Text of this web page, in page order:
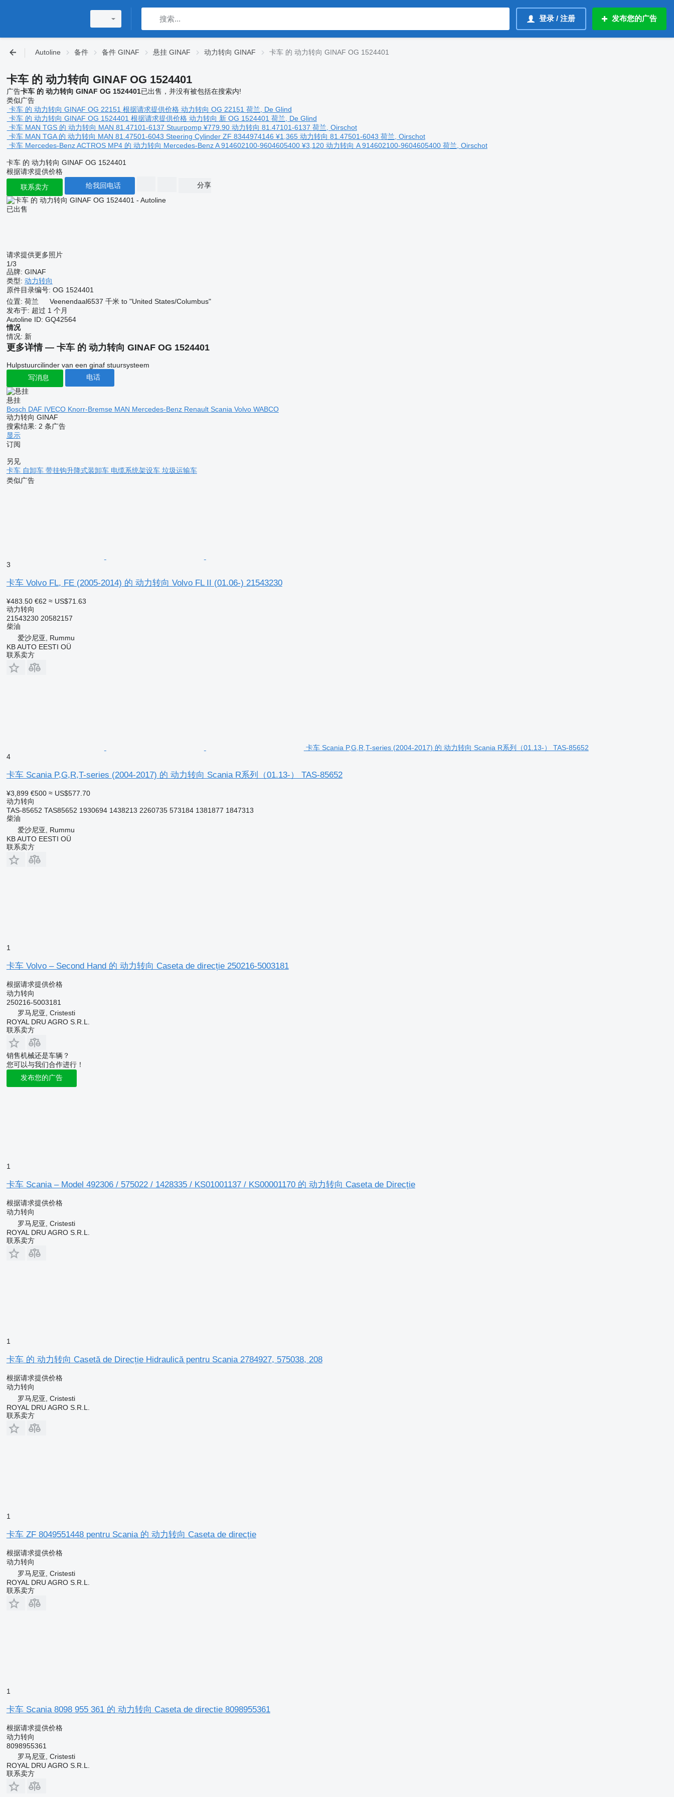
登录 / 注册 发布您的广告
Autoline 备件 备件 GINAF 悬挂 GINAF 动力转向 GINAF 卡车 的 动力转向 GINAF OG 1524401
卡车 的 动力转向 GINAF OG 1524401
广告卡车 的 动力转向 GINAF OG 1524401已出售，并没有被包括在搜索内!
类似广告
卡车 的 动力转向 GINAF OG 22151 根据请求提供价格 动力转向 OG 22151 荷兰, De Glind
卡车 的 动力转向 GINAF OG 1524401 根据请求提供价格 动力转向 新 OG 1524401 荷兰, De Glind
卡车 MAN TGS 的 动力转向 MAN 81.47101-6137 Stuurpomp ¥779.90 动力转向 81.47101-6137 荷兰, Oirschot
卡车 MAN TGA 的 动力转向 MAN 81.47501-6043 Steering Cylinder ZF 8344974146 ¥1,365 动力转向 81.47501-6043 荷兰, Oirschot
卡车 Mercedes-Benz ACTROS MP4 的 动力转向 Mercedes-Benz A 914602100-9604605400 ¥3,120 动力转向 A 914602100-9604605400 荷兰, Oirschot
卡车 的 动力转向 GINAF OG 1524401
根据请求提供价格
联系卖方
给我回电话 分享
已出售
请求提供更多照片
1/3
品牌: GINAF
类型: 动力转向
原件目录编号: OG 1524401
位置: 荷兰 Veenendaal6537 千米 to "United States/Columbus"
发布于: 超过 1 个月
Autoline ID: GQ42564
情况
情况: 新
更多详情 — 卡车 的 动力转向 GINAF OG 1524401
Hulpstuurcilinder van een ginaf stuursysteem
写消息
电话
悬挂
Bosch DAF IVECO Knorr-Bremse MAN Mercedes-Benz Renault Scania Volvo WABCO
动力转向 GINAF
搜索结果: 2 条广告
显示
订阅
另见
卡车 自卸车 带挂钩升降式装卸车 电缆系统架设车 垃圾运输车
类似广告
3
卡车 Volvo FL, FE (2005-2014) 的 动力转向 Volvo FL II (01.06-) 21543230
¥483.50 €62 ≈ US$71.63
动力转向
21543230 20582157
柴油
爱沙尼亚, Rummu
KB AUTO EESTI OÜ
联系卖方
卡车 Scania P,G,R,T-series (2004-2017) 的 动力转向 Scania R系列（01.13-） TAS-85652
4
卡车 Scania P,G,R,T-series (2004-2017) 的 动力转向 Scania R系列（01.13-） TAS-85652
¥3,899 €500 ≈ US$577.70
动力转向
TAS-85652 TAS85652 1930694 1438213 2260735 573184 1381877 1847313
柴油
爱沙尼亚, Rummu
KB AUTO EESTI OÜ
联系卖方
1
卡车 Volvo – Second Hand 的 动力转向 Caseta de direcție 250216-5003181
根据请求提供价格
动力转向
250216-5003181
罗马尼亚, Cristesti
ROYAL DRU AGRO S.R.L.
联系卖方
销售机械还是车辆？
您可以与我们合作进行！
发布您的广告
1
卡车 Scania – Model 492306 / 575022 / 1428335 / KS01001137 / KS00001170 的 动力转向 Caseta de Direcție
根据请求提供价格
动力转向
罗马尼亚, Cristesti
ROYAL DRU AGRO S.R.L.
联系卖方
1
卡车 的 动力转向 Casetă de Direcție Hidraulică pentru Scania 2784927, 575038, 208
根据请求提供价格
动力转向
罗马尼亚, Cristesti
ROYAL DRU AGRO S.R.L.
联系卖方
1
卡车 ZF 8049551448 pentru Scania 的 动力转向 Caseta de direcție
根据请求提供价格
动力转向
罗马尼亚, Cristesti
ROYAL DRU AGRO S.R.L.
联系卖方
1
卡车 Scania 8098 955 361 的 动力转向 Caseta de directie 8098955361
根据请求提供价格
动力转向
8098955361
罗马尼亚, Cristesti
ROYAL DRU AGRO S.R.L.
联系卖方